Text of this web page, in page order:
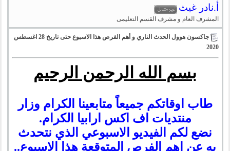
أ.نادر غيث
المشرف العام و مشرف القسم التعليمى
جاكسون هوول الحدث الناري و أهم الفرص هذا الاسبوع حتى تاريخ 28 اغسطس
2020
بسم الله الرحمن الرحيم
طاب اوقاتكم جميعاً متابعينا الكرام وزار
منتديات اف اكس ارابيا الكرام.
نضع لكم
الفيديو الاسبوعي الذي نتحدث
به عن اهم الفرص المتوقعة هذا الاسبوع..